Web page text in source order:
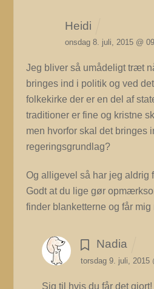
Heidi
onsdag 8. juli, 2015 @
Jeg bliver så umådeligt træt
bringes ind i politik og ved
folkekirke der er en del af
traditioner er fine og kristne
men hvorfor skal det bringes
regeringsgrundlag?
Og alligevel så har jeg aldrig
Godt at du lige gør
finder blanketterne og får mig
Nadia
torsdag 9. juli, 2015
Sig til hvis du får det